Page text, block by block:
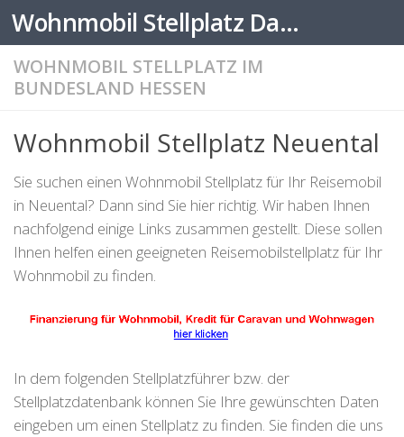
Zum Inhalt springen Wohnmobil Stellplatz Datenbank
WOHNMOBIL STELLPLATZ IM
BUNDESLAND HESSEN
Wohnmobil Stellplatz Neuental
Sie suchen einen Wohnmobil Stellplatz für Ihr Reisemobil
in Neuental? Dann sind Sie hier richtig. Wir haben Ihnen
nachfolgend einige Links zusammen gestellt. Diese sollen
Ihnen helfen einen geeigneten Reisemobilstellplatz für Ihr
Wohnmobil zu finden.
In dem folgenden Stellplatzführer bzw. der
Stellplatzdatenbank können Sie Ihre gewünschten Daten
eingeben um einen Stellplatz zu finden. Sie finden die uns